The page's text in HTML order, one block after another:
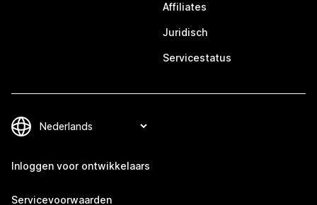
Affiliates
Juridisch
Servicestatus
Inloggen voor ontwikkelaars
Servicevoorwaarden